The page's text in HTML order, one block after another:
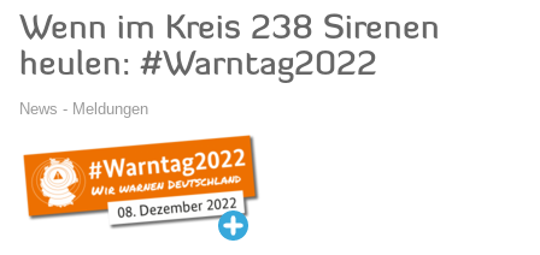
Wenn im Kreis 238 Sirenen
heulen: #Warntag2022
News - Meldungen